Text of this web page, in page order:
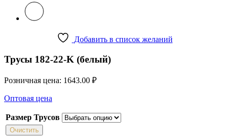
Добавить в список желаний
Трусы 182-22-K (белый)
Розничная цена: 1643.00 ₽
Оптовая цена
Размер Трусов
Очистить